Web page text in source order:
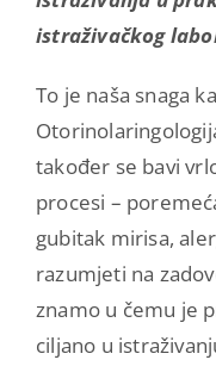
istraživačkog
To je naša snaga
također se bavi
procesi –
gubitak mirisa,
razumjeti na
znamo u čemu je
ciljano u